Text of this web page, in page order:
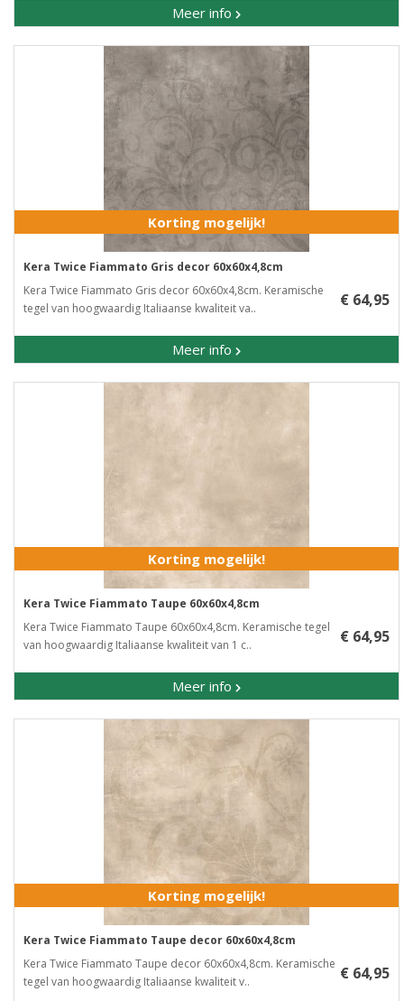
Meer info
Korting mogelijk!
Kera Twice Fiammato Gris decor 60x60x4,8cm
Kera Twice Fiammato Gris decor 60x60x4,8cm. Keramische
tegel van hoogwaardig Italiaanse kwaliteit va..
Meer info
€ 64,95
Korting mogelijk!
Kera Twice Fiammato Taupe 60x60x4,8cm
Kera Twice Fiammato Taupe 60x60x4,8cm. Keramische tegel
van hoogwaardig Italiaanse kwaliteit van 1 c..
Meer info
€ 64,95
Korting mogelijk!
Kera Twice Fiammato Taupe decor 60x60x4,8cm
Kera Twice Fiammato Taupe decor 60x60x4,8cm. Keramische
tegel van hoogwaardig Italiaanse kwaliteit v..
€ 64,95